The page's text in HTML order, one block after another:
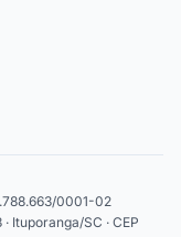
0001-02
Ituporanga/SC · CEP